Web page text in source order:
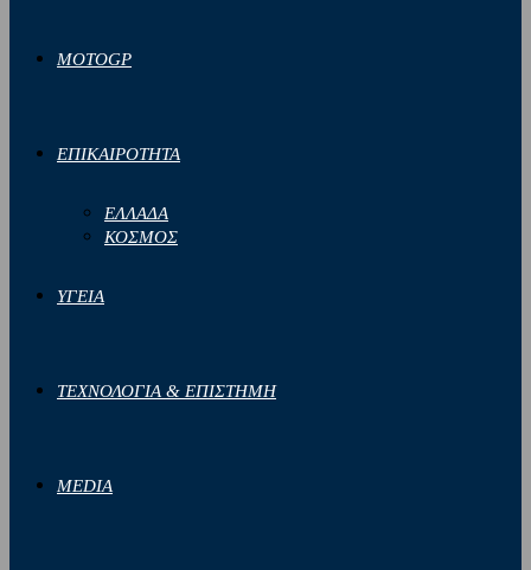
MOTOGP
ΕΠΙΚΑΙΡΟΤΗΤΑ
ΕΛΛΑΔΑ
ΚΟΣΜΟΣ
ΥΓΕΙΑ
ΤΕΧΝΟΛΟΓΙΑ & ΕΠΙΣΤΗΜΗ
MEDIA